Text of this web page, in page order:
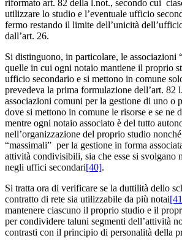
riformato art. 82 della l.not., secondo cui
utilizzare lo studio e l’eventuale ufficio
fermo restando il limite dell’unicità
dall’art. 26.
Si distinguono, in particolare, le associazioni
quelle in cui ogni notaio mantiene il proprio
ufficio secondario e si mettono in comune
prevedeva la prima formulazione dell’art. 82
associazioni comuni per la gestione di uno o
dove si mettono in comune le risorse e se ne
mentre ogni notaio associato è del tutto
nell’organizzazione del proprio studio
“massimali” per la gestione in forma
attività condivisibili, sia che esse si svolgano
negli uffici secondari[40].
Si tratta ora di verificare se la duttilità dello
contratto di rete sia utilizzabile da più notai
mantenere ciascuno il proprio studio e il
per condividere taluni segmenti dell’attività
contrasti con il principio di personalità della